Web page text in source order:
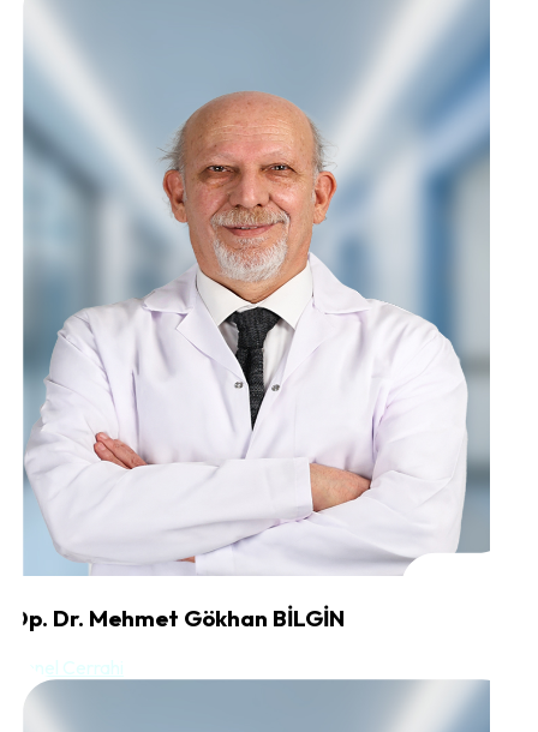
Op. Dr. Mehmet Gökhan BİLGİN
Genel Cerrahi